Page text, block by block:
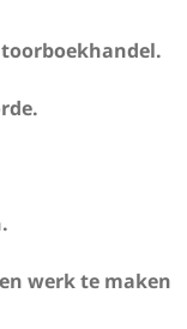
werk te maken